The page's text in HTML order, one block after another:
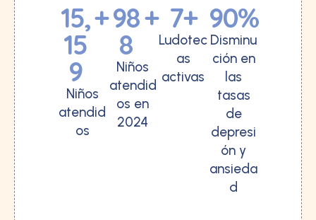
15,
15
9
+
Niños
atendid
os
98
8
+
Niños
atendid
os en
2024
7+
Ludotec
as
activas
90%
Disminu
ción en
las
tasas
de
depresi
ón y
ansieda
d